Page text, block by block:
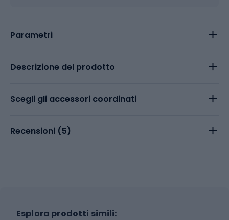
Parametri
Descrizione del prodotto
Scegli gli accessori coordinati
Recensioni (5)
Esplora prodotti simili: